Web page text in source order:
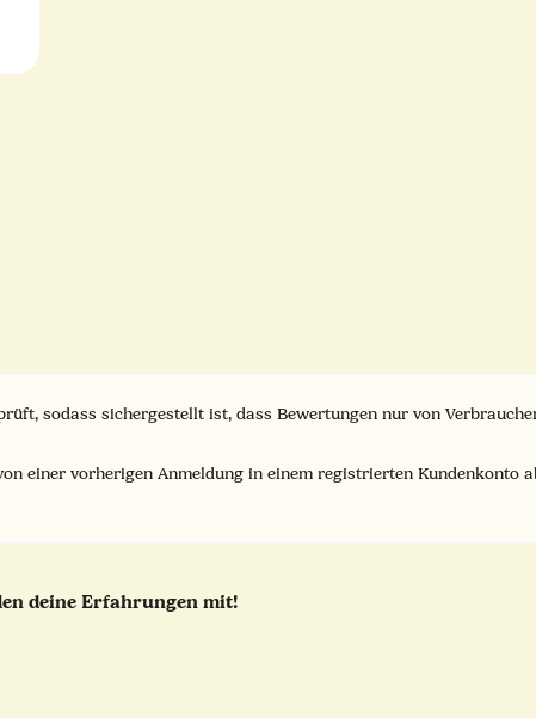
sodass sichergestellt ist, dass Bewertungen nur von
einer vorherigen Anmeldung in einem registrierten Kundenkonto
deine Erfahrungen mit!